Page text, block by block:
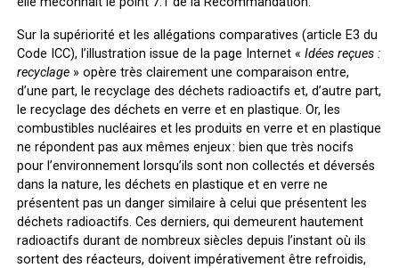
Sur la supériorité et les allégations comparatives (article E3 du
Code ICC), l’illustration issue de la page Internet « Idées reçues :
recyclage» opère très clairement une comparaison entre,
d’une part, le recyclage des déchets radioactifs et, d’autre part,
le recyclage des déchets en verre et en plastique. Or, les
combustibles nucléaires et les produits en verre et en plastique
ne répondent pas aux mêmes enjeux : bien que très nocifs
pour l’environnement lorsqu’ils sont non collectés et déversés
dans la nature, les déchets en plastique et en verre ne
présentent pas un danger similaire à celui que présentent les
déchets radioactifs. Ces derniers, qui demeurent hautement
radioactifs durant de nombreux siècles depuis l’instant où ils
sortent des réacteurs, doivent impérativement être refroidis,